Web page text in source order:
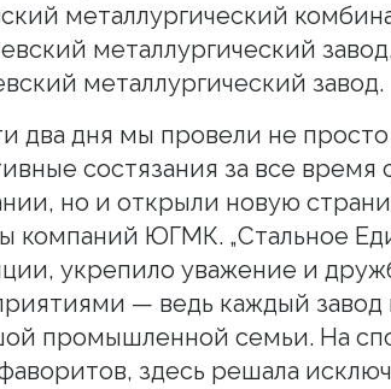
металлургический
металлургический
металлургический завод.
два дня мы провели не
состязания за все
но и открыли новую
компаний ЮГМК. „Стальное
укрепило уважение и
— ведь каждый завод
промышленной семьи. На
здесь решала